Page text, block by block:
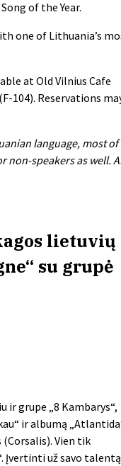
of the Year.
one of Lithuania’s
at Old Vilnius Cafe
104). Reservations
language, most of
non-speakers as well.
lietuvių
su grupė
ir grupe „8 Kambarys“,
ir albumą
Vien tik
Įvertinti už savo